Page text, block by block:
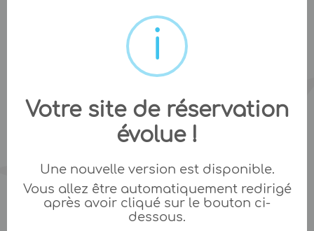
Votre site de réservation
évolue !
Une nouvelle version est disponible.
Vous allez être automatiquement redirigé
après avoir cliqué sur le bouton ci-
dessous.